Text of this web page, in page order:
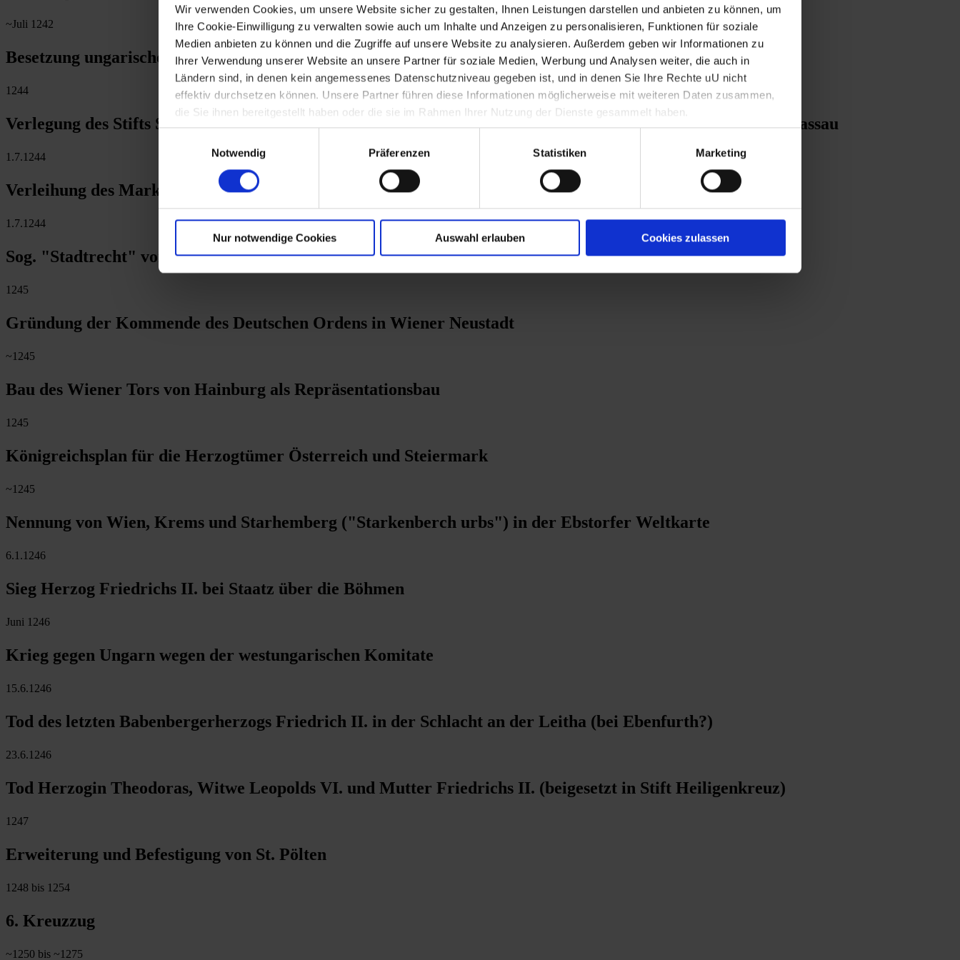
Wir verwenden Cookies, um unsere Website sicher zu gestalten, Ihnen Leistungen darstellen und anbieten zu können, um
Ihre Cookie-Einwilligung zu verwalten sowie auch um Inhalte und Anzeigen zu personalisieren, Funktionen für soziale
Medien anbieten zu können und die Zugriffe auf unsere Website zu analysieren. Außerdem geben wir Informationen zu
Ihrer Verwendung unserer Website an unsere Partner für soziale Medien, Werbung und Analysen weiter, die auch in
Ländern sind, in denen kein angemessenes Datenschutzniveau gegeben ist, und in denen Sie Ihre Rechte uU nicht
effektiv durchsetzen können. Unsere Partner führen diese Informationen möglicherweise mit weiteren Daten zusammen,
die Sie ihnen bereitgestellt haben oder die sie im Rahmen Ihrer Nutzung der Dienste gesammelt haben.
Notwendig
Präferenzen Statistiken Marketing
Nur notwendige Cookies Auswahl erlauben Cookies zulassen
~Juli 1242
Besetzung ungarischer Grenzfesten durch Herzog Friedrich II. zur Mongolenabwehr
1244
Verlegung des Stifts St. Georgen nach Herzogenburg wegen Hochwassergefahr durch Bischof Rüdiger von Passau
1.7.1244
Verleihung des Markt- und Mautrechts an Wiener Neustadt
1.7.1244
Sog. "Stadtrecht" von Hainburg
1245
Gründung der Kommende des Deutschen Ordens in Wiener Neustadt
~1245
Bau des Wiener Tors von Hainburg als Repräsentationsbau
1245
Königreichsplan für die Herzogtümer Österreich und Steiermark
~1245
Nennung von Wien, Krems und Starhemberg ("Starkenberch urbs") in der Ebstorfer Weltkarte
6.1.1246
Sieg Herzog Friedrichs II. bei Staatz über die Böhmen
Juni 1246
Krieg gegen Ungarn wegen der westungarischen Komitate
15.6.1246
Tod des letzten Babenbergerherzogs Friedrich II. in der Schlacht an der Leitha (bei Ebenfurth?)
23.6.1246
Tod Herzogin Theodoras, Witwe Leopolds VI. und Mutter Friedrichs II. (beigesetzt in Stift Heiligenkreuz)
1247
Erweiterung und Befestigung von St. Pölten
1248 bis 1254
6. Kreuzzug
~1250 bis ~1275